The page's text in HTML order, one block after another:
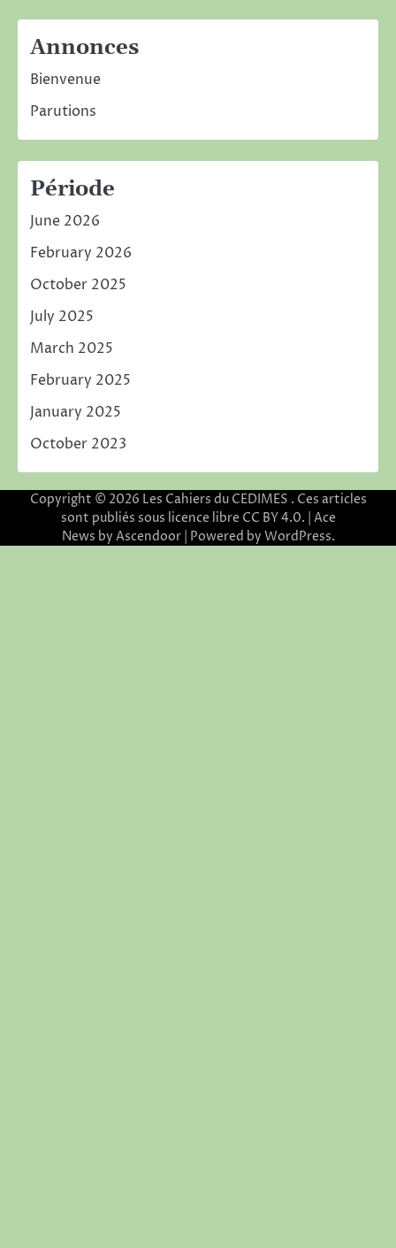
Annonces
Bienvenue
Parutions
Période
June 2026
February 2026
October 2025
July 2025
March 2025
February 2025
January 2025
October 2023
Copyright © 2026 Les Cahiers du CEDIMES . Ces articles
sont publiés sous licence libre CC BY 4.0. | Ace
News by Ascendoor| Powered by WordPress.